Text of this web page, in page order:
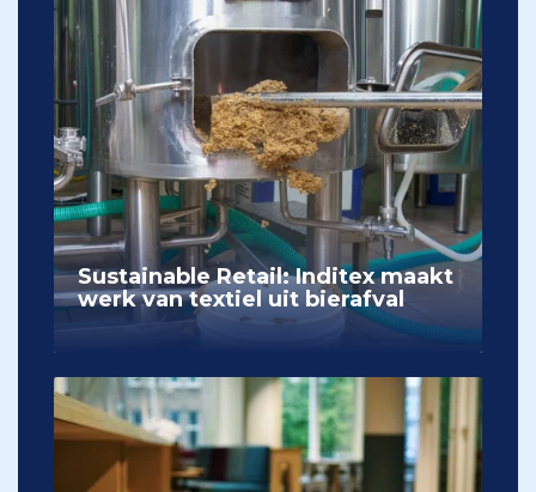
Sustainable Retail: Inditex maakt
werk van textiel uit bierafval